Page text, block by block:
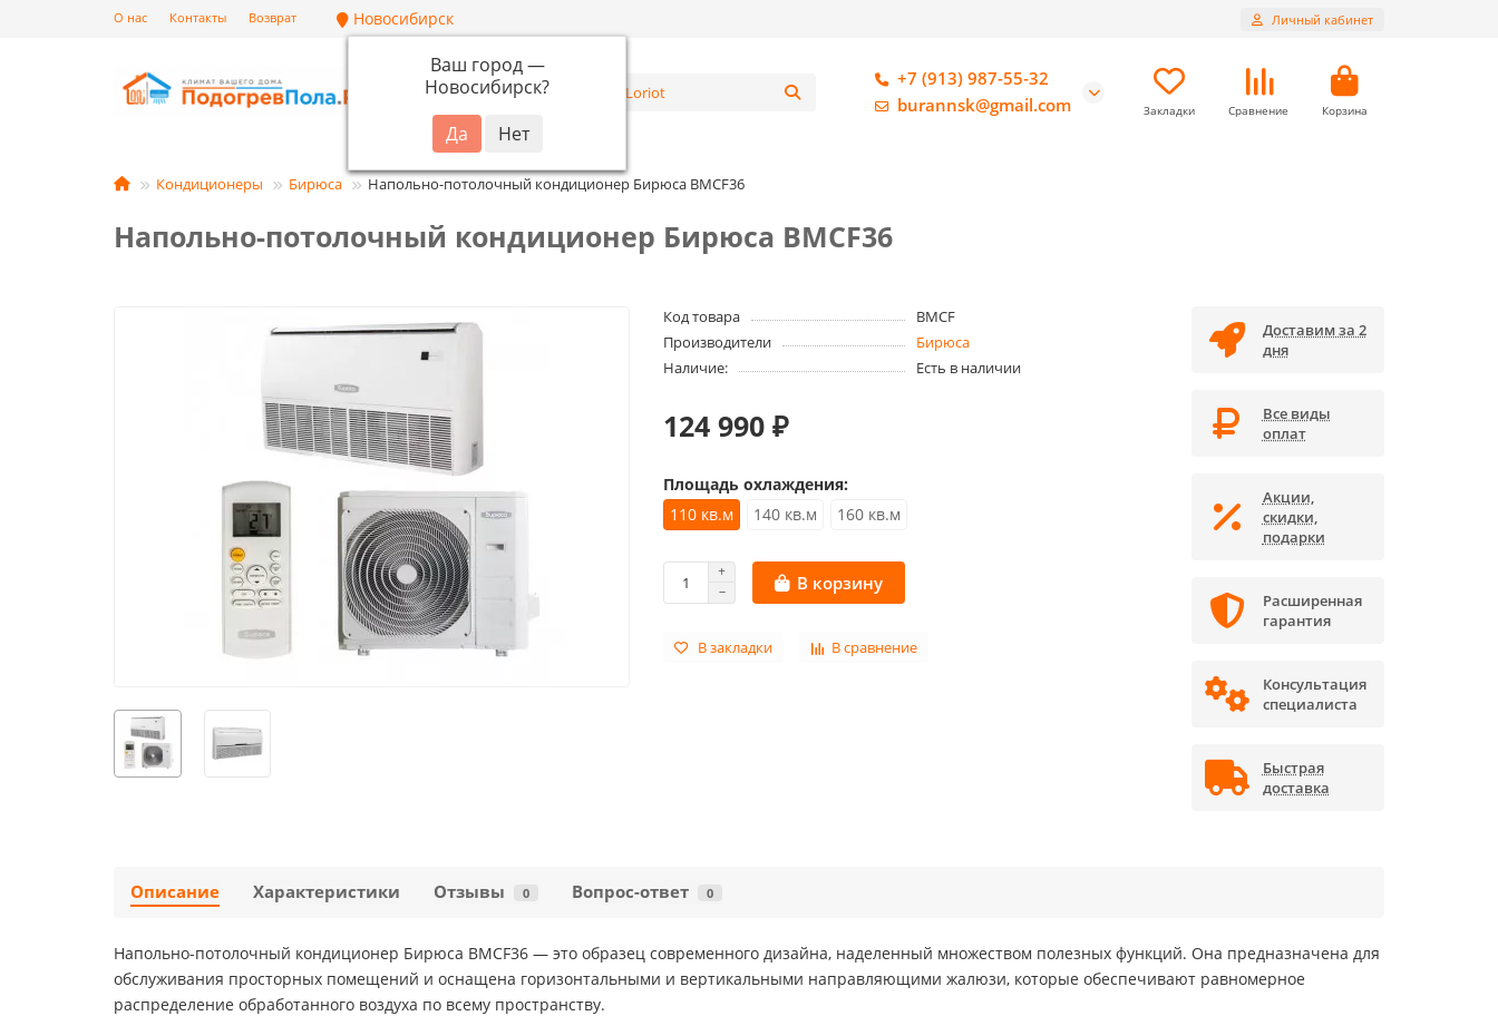
О нас Контакты Возврат Новосибирск
Ваш город —
Новосибирск?
Личный кабинет
Каталог
+7 (913) 987-55-32
burannsk@gmail.com
Закладки Сравнение Корзина
Кондиционеры Бирюса Напольно-потолочный кондиционер Бирюса BMCF36
Напольно-потолочный кондиционер Бирюса BMCF36
Код товара
BMCF
Производители
Бирюса
Наличие:
Есть в наличии
124 990 ₽
Площадь охлаждения:
110 кв.м
140 кв.м 160 кв.м
В корзину
В закладки В сравнение
Доставим за 2
дня
Все виды
оплат
Акции,
скидки,
подарки
Расширенная
гарантия
Консультация
специалиста
Быстрая
доставка
Описание Характеристики Отзывы 0 Вопрос-ответ 0
Напольно-потолочный кондиционер Бирюса BMCF36 — это образец современного дизайна, наделенный множеством полезных функций. Она предназначена для
обслуживания просторных помещений и оснащена горизонтальными и вертикальными направляющими жалюзи, которые обеспечивают равномерное
распределение обработанного воздуха по всему пространству.